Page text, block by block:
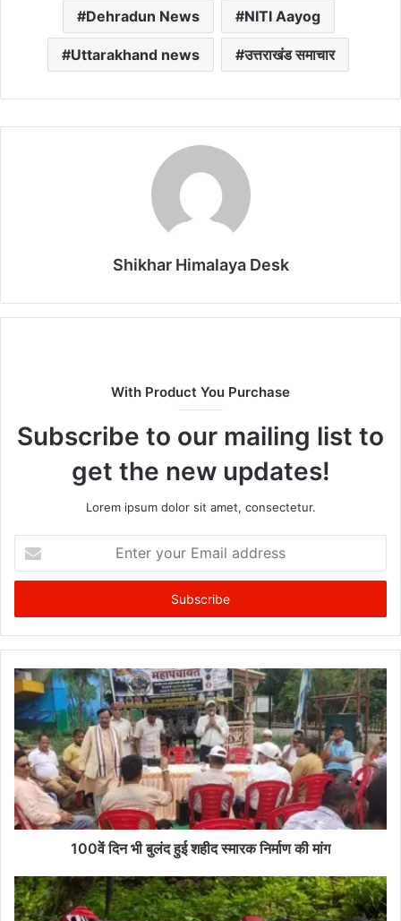
Dehradun News NITI Aayog
Uttarakhand news उत्तराखंड समाचार
Shikhar Himalaya Desk
With Product You Purchase
Subscribe to our mailing list to
get the new updates!
Lorem ipsum dolor sit amet, consectetur.
your
Email
100वें दिन भी बुलंद हुई शहीद स्मारक निर्माण की मांग